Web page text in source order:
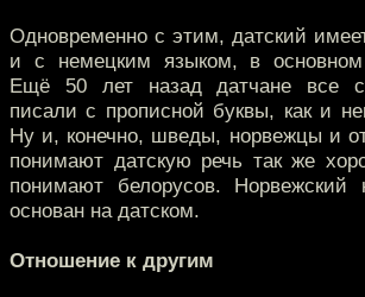
Одновременно с этим, датский
и с немецким языком, в основном
Ещё 50 лет назад датчане все
писали с прописной буквы, как и
Ну и, конечно, шведы, норвежцы и
понимают датскую речь так же
понимают белорусов. Норвежский
основан на датском.
Отношение к другим